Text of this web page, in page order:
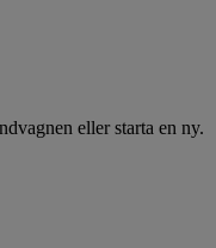
eller starta en ny.